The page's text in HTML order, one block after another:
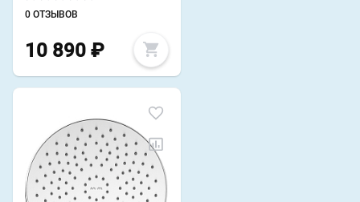
0 ОТЗЫВОВ
10 890 ₽